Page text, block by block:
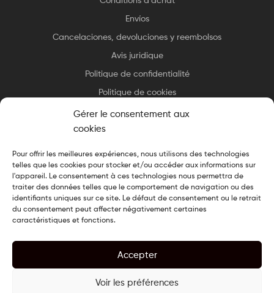
Gérer le consentement aux
cookies
Pour offrir les meilleures expériences, nous utilisons des technologies
telles que les cookies pour stocker et/ou accéder aux informations sur
l'appareil. Le consentement à ces technologies nous permettra de
traiter des données telles que le comportement de navigation ou des
identifiants uniques sur ce site. Le défaut de consentement ou le retrait
du consentement peut affecter négativement certaines
caractéristiques et fonctions.
Accepter
Voir les préférences
Envíos
Cancelaciones, devoluciones y reembolsos
Avis juridique
Politique de confidentialité
Politique de cookies
Copyright © 2025 Essax.Tous droits réservés. Design cuisiné par
Le Chef du Web